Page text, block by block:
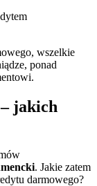
wszelkie
ponad
jakich
. Jakie zatem
darmowego?